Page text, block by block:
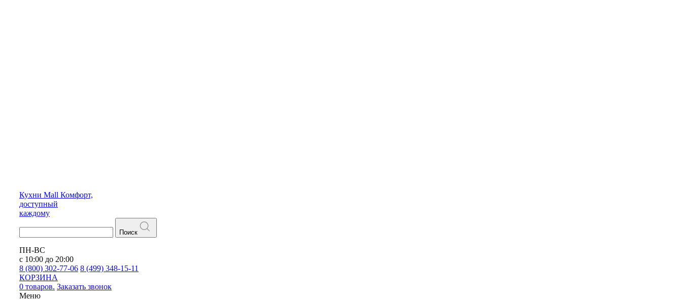
Кухни Mall Комфорт,
доступный
каждому
Поиск
ПН-ВС
с 10:00 до 20:00
8 (800) 302-77-06 8 (499) 348-15-11
КОРЗИНА
0 товаров. Заказать звонок
Меню